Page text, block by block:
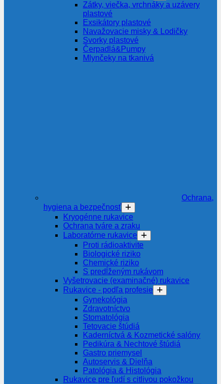
Zátky, viečka, vrchnáky a uzávery
plastové
Exsikátory plastové
Navažovacie misky & Lodičky
Svorky plastové
Čerpadlá&Pumpy
Mlynčeky na tkanivá
Ochrana,
hygiena a bezpečnosť
Kryogénne rukavice
Ochrana tváre a zraku
Laboratórne rukavice
Proti rádioaktivite
Biologické riziko
Chemické riziko
S predĺženým rukávom
Vyšetrovacie (examinačné) rukavice
Rukavice - podľa profesie
Gynekológia
Zdravotníctvo
Stomatológia
Tetovacie štúdiá
Kaderníctvá & Kozmetické salóny
Pedikúra & Nechtové štúdiá
Gastro priemysel
Autoservis & Dielňa
Patológia & Histológia
Rukavice pre ľudí s citlivou pokožkou